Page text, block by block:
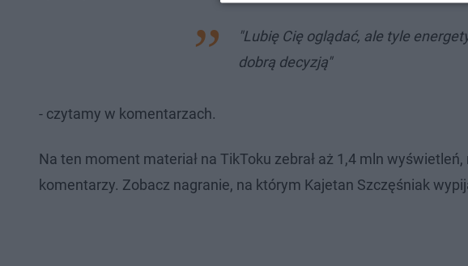
"Lubię Cię oglądać, ale tyle
dobrą decyzją"
- czytamy w komentarzach.
Na ten moment materiał na TikToku zebrał aż 1,4 mln
komentarzy. Zobacz nagranie, na którym Kajetan Szczęśniak